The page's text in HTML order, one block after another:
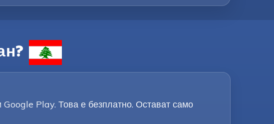
Play. Това е безплатно. Остават само